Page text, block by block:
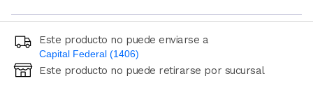
Este producto no puede enviarse a
Capital Federal (1406)
Ingresá código postal (sólo números)
Este producto no puede retirarse por sucursal